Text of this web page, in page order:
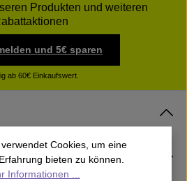
Produkten und weiteren
und 5€ sparen
ab 60€ Einkaufswert.
Cookies, um eine
bieten zu können.
Informationen ...